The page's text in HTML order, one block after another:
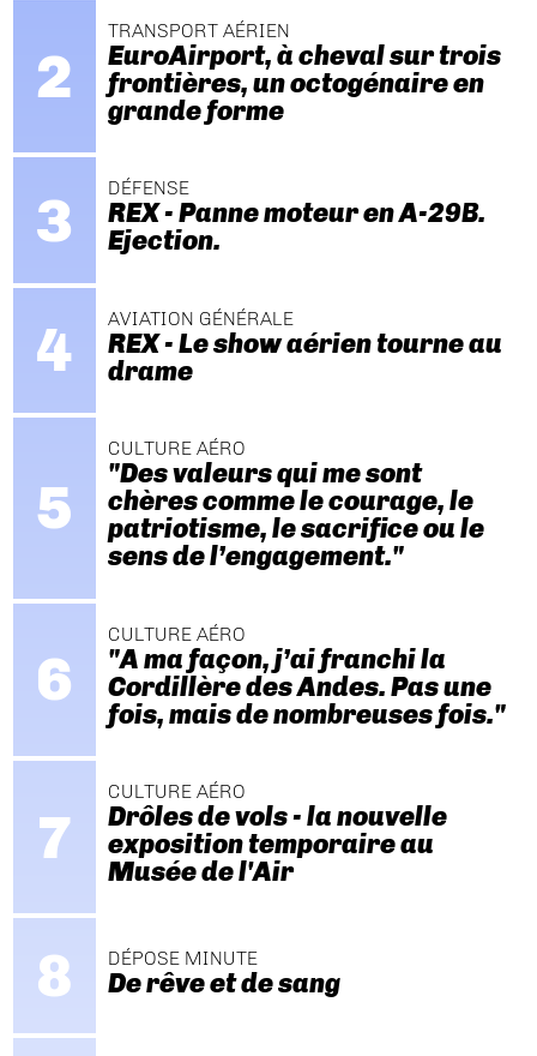
TRANSPORT AÉRIEN
EuroAirport, à cheval sur trois
frontières, un octogénaire en
grande forme
DÉFENSE
REX - Panne moteur en A-29B.
Ejection.
AVIATION GÉNÉRALE
REX - Le show aérien tourne au
drame
CULTURE AÉRO
"Des valeurs qui me sont
chères comme le courage, le
patriotisme, le sacrifice ou le
sens de l’engagement."
CULTURE AÉRO
"A ma façon, j’ai franchi la
Cordillère des Andes. Pas une
fois, mais de nombreuses fois."
CULTURE AÉRO
Drôles de vols - la nouvelle
exposition temporaire au
Musée de l'Air
DÉPOSE MINUTE
De rêve et de sang